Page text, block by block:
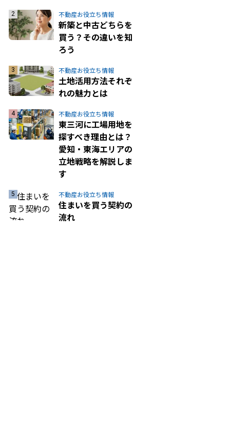
不動産お役立ち情報
新築と中古どちらを
買う？その違いを知
ろう
不動産お役立ち情報
土地活用方法それぞ
れの魅力とは
不動産お役立ち情報
東三河に工場用地を
探すべき理由とは？
愛知・東海エリアの
立地戦略を解説しま
す
不動産お役立ち情報
住まいを買う契約の
流れ